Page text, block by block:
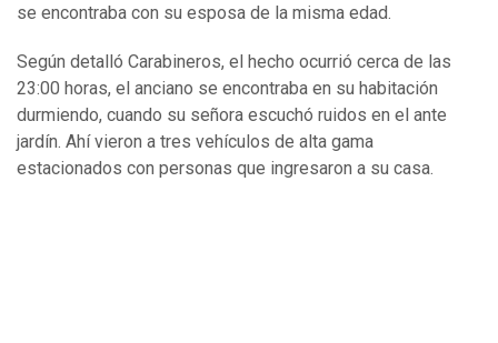
se encontraba con su esposa de la misma edad.
Según detalló Carabineros, el hecho ocurrió cerca de las
23:00 horas, el anciano se encontraba en su habitación
durmiendo, cuando su señora escuchó ruidos en el ante
jardín. Ahí vieron a tres vehículos de alta gama
estacionados con personas que ingresaron a su casa.